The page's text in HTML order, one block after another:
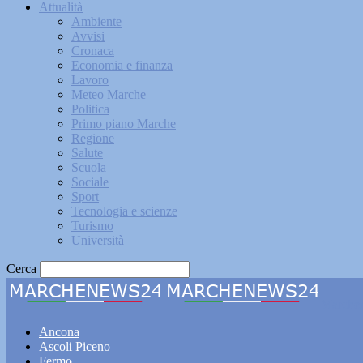
Attualità
Ambiente
Avvisi
Cronaca
Economia e finanza
Lavoro
Meteo Marche
Politica
Primo piano Marche
Regione
Salute
Scuola
Sociale
Sport
Tecnologia e scienze
Turismo
Università
Cerca
Ancona
Ascoli Piceno